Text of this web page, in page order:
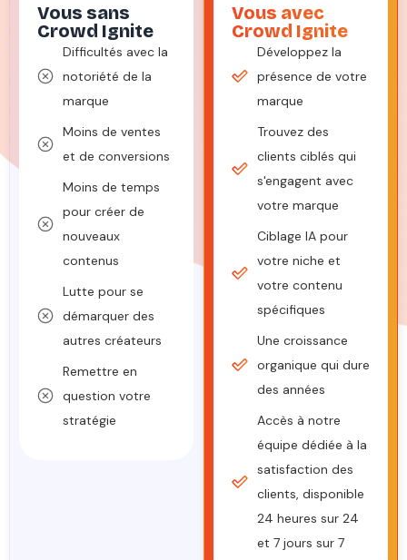
Vous sans
Crowd Ignite
Difficultés avec la
notoriété de la
marque
Moins de ventes
et de conversions
Moins de temps
pour créer de
nouveaux
contenus
Lutte pour se
démarquer des
autres créateurs
Remettre en
question votre
stratégie
Vous avec
Crowd Ignite
Développez la
présence de votre
marque
Trouvez des
clients ciblés qui
s'engagent avec
votre marque
Ciblage IA pour
votre niche et
votre contenu
spécifiques
Une croissance
organique qui dure
des années
Accès à notre
équipe dédiée à la
satisfaction des
clients, disponible
24 heures sur 24
et 7 jours sur 7